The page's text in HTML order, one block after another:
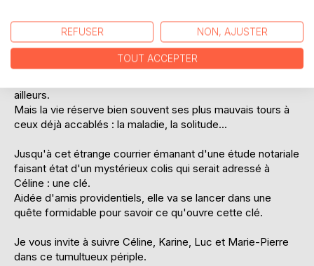
Mais... rien n'est éternel.
A la mort de Monsieur le Comte, les deux femmes doivent
ailleurs.
Mais la vie réserve bien souvent ses plus mauvais tours à
ceux déjà accablés : la maladie, la solitude...
Jusqu'à cet étrange courrier émanant d'une étude notariale
faisant état d'un mystérieux colis qui serait adressé à
Céline : une clé.
Aidée d'amis providentiels, elle va se lancer dans une
quête formidable pour savoir ce qu'ouvre cette clé.
Je vous invite à suivre Céline, Karine, Luc et Marie-Pierre
dans ce tumultueux périple.
REFUSER NON, AJUSTER
TOUT ACCEPTER